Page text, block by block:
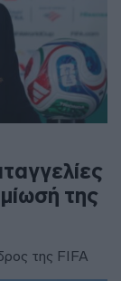
της
της FIFA